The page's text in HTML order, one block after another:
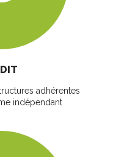
adhérentes
indépendant